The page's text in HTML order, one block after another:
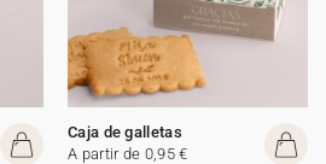
Caja de galletas
A partir de 0,95 €